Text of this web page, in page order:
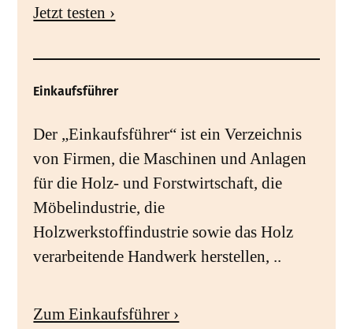
Jetzt testen ›
Einkaufsführer
Der „Einkaufsführer“ ist ein Verzeichnis
von Firmen, die Maschinen und Anlagen
für die Holz- und Forstwirtschaft, die
Möbelindustrie, die
Holzwerkstoffindustrie sowie das Holz
verarbeitende Handwerk herstellen, ..
Zum Einkaufsführer ›